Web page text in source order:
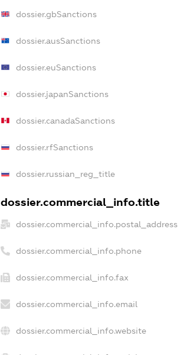
dossier.gbSanctions
dossier.ausSanctions
dossier.euSanctions
dossier.japanSanctions
dossier.canadaSanctions
dossier.rfSanctions
dossier.russian_reg_title
dossier.commercial_info.title
dossier.commercial_info.postal_address
dossier.commercial_info.phone
dossier.commercial_info.fax
dossier.commercial_info.email
dossier.commercial_info.website